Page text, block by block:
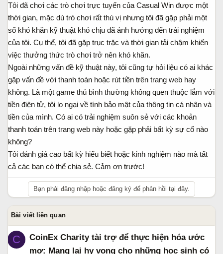
a
r
t
e
r
ầ
u
Tôi đã chơi các trò chơi trực tuyến của Casual Win được một
thời gian, mặc dù trò chơi rất thú vị nhưng tôi đã gặp phải một
số khó khăn kỹ thuật khó chịu đã ảnh hưởng đến trải nghiệm
của tôi. Cụ thể, tôi đã gặp trục trặc và thời gian tải chậm khiến
việc thưởng thức trò chơi trở nên khó khăn.
Ngoài những vấn đề kỹ thuật này, tôi cũng tự hỏi liệu có ai khác
gặp vấn đề với thanh toán hoặc rút tiền trên trang web hay
không. Là một game thủ bình thường không quen thuộc lắm với
tiền điện tử, tôi lo ngại về tính bảo mật của thông tin cá nhân và
tiền của mình. Có ai có trải nghiệm suôn sẻ với các khoản
thanh toán trên trang web này hoặc gặp phải bất kỳ sự cố nào
không?
Tôi đánh giá cao bất kỳ hiểu biết hoặc kinh nghiệm nào mà tất
cả các bạn có thể chia sẻ. Cảm ơn trước!
Bạn phải đăng nhập hoặc đăng ký để phản hồi tại đây.
Bài viết liên quan
C
CoinEx Charity tài trợ để thực hiện hóa ước
mơ: Mang lại hy vọng cho những học sinh có